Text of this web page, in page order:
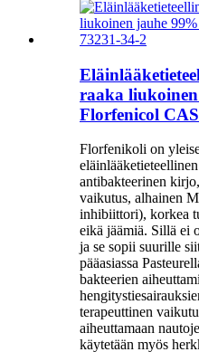
raaka
Florfenicol
Florfenikoli on
antibakteerinen
vaikutus, alhainen
inhibiittori), korkea
eikä jäämiä. Sillä ei
ja se sopii suurille
pääasiassa
bakteerien
terapeuttinen
aiheuttamaan
käytetään myös